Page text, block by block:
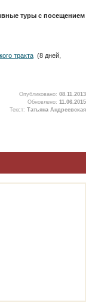
туры с посещением
тракта (8 дней,
Опубликовано: 08.11.2013
Обновлено: 11.06.2015
Текст: Татьяна Андреевская